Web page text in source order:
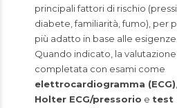
principali fattori di rischio
diabete, familiarità, fumo), per
più adatto in base alle
Quando indicato, la
completata con esami come
elettrocardiogramma (ECG)
Holter ECG/pressorio e test